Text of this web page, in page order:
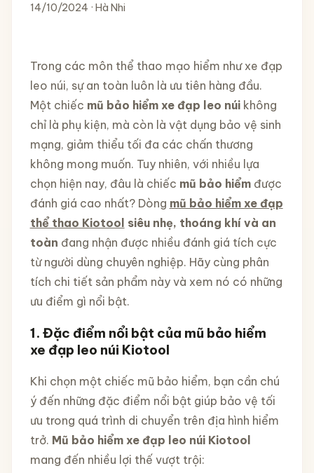
14/10/2024 · Hà Nhi
Trong các môn thể thao mạo hiểm như xe đạp
leo núi, sự an toàn luôn là ưu tiên hàng đầu.
Một chiếc mũ bảo hiểm xe đạp leo núikhông
chỉ là phụ kiện, mà còn là vật dụng bảo vệ sinh
mạng, giảm thiểu tối đa các chấn thương
không mong muốn. Tuy nhiên, với nhiều lựa
chọn hiện nay, đâu là chiếc mũ bảo hiểmđược
đánh giá cao nhất? Dòng mũ bảo hiểm xe đạp
thể thao Kiotool siêu nhẹ, thoáng khí và an
toàn đang nhận được nhiều đánh giá tích cực
từ người dùng chuyên nghiệp. Hãy cùng phân
tích chi tiết sản phẩm này và xem nó có những
ưu điểm gì nổi bật.
1. Đặc điểm nổi bật của mũ bảo hiểm
xe đạp leo núi Kiotool
Khi chọn một chiếc mũ bảo hiểm, bạn cần chú
ý đến những đặc điểm nổi bật giúp bảo vệ tối
ưu trong quá trình di chuyển trên địa hình hiểm
trở. Mũ bảo hiểm xe đạp leo núi Kiotool
mang đến nhiều lợi thế vượt trội: